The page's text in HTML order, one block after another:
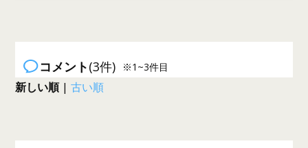
コメント(3件) ※1~3件目
新しい順|古い順